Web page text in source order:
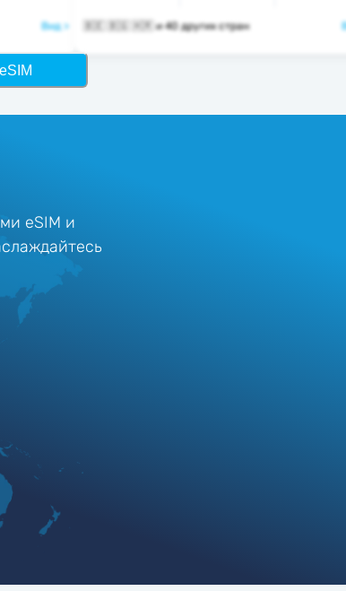
Вид > 🇧🇪 🇧🇬 🇭🇷 и 40 других стран
eSIM и